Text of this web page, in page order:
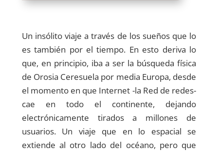
Un insólito viaje a través de los sueños que lo
es también por el tiempo. En esto deriva lo
que, en principio, iba a ser la búsqueda física
de Orosia Ceresuela por media Europa, desde
el momento en que Internet -la Red de redes-
cae en todo el continente, dejando
electrónicamente tirados a millones de
usuarios. Un viaje que en lo espacial se
extiende al otro lado del océano, pero que